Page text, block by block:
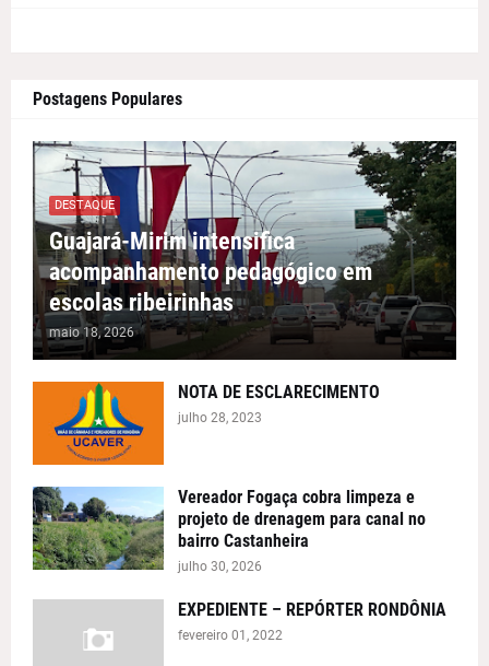
Postagens Populares
DESTAQUE
Guajará-Mirim intensifica
acompanhamento pedagógico em
escolas ribeirinhas
maio 18, 2026
NOTA DE ESCLARECIMENTO
julho 28, 2023
Vereador Fogaça cobra limpeza e
projeto de drenagem para canal no
bairro Castanheira
julho 30, 2026
EXPEDIENTE – REPÓRTER RONDÔNIA
fevereiro 01, 2022